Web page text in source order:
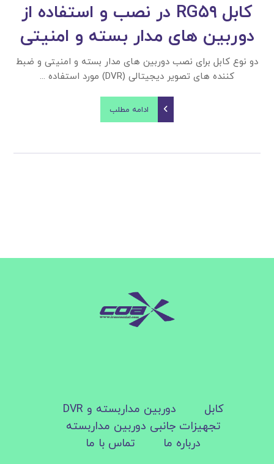
کابل RG۵۹ در نصب و استفاده از
دوربین های مدار بسته و امنیتی
دو نوع کابل برای نصب دوربین های مدار بسته و امنیتی و ضبط
کننده های تصویر دیجیتالی (DVR) مورد استفاده ...
ادامه مطلب
کابل
دوربین مداربسته و DVR
تجهیزات جانبی دوربین مداربسته
درباره ما
تماس با ما